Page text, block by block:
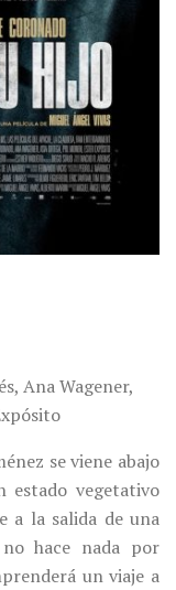
Ana Wagener,
se viene abajo
estado vegetativo
a la salida de una
hace nada por
un viaje a